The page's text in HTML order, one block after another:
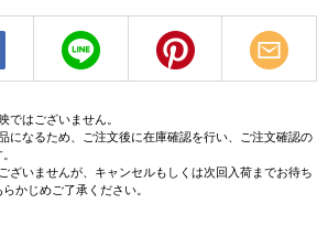
ではございません。
になるため、ご注文後に在庫確認を行い、ご注文確認の
ざいませんが、キャンセルもしくは次回入荷までお待ち
かじめご了承ください。